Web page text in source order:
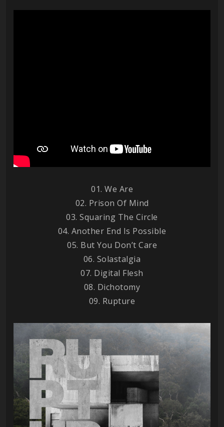
01. We Are
02. Prison Of Mind
03. Squaring The Circle
04. Another End Is Possible
05. But You Don’t Care
06. Solastalgia
07. Digital Flesh
08. Dichotomy
09. Rupture